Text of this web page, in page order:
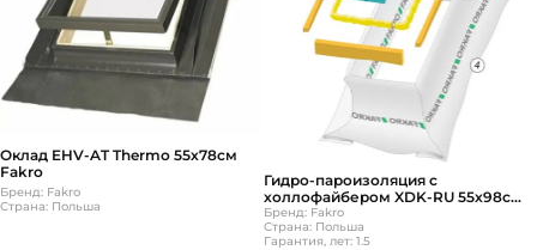
Оклад EHV-AT Thermo 55х78см
Fakro
Бренд: Fakro
Страна: Польша
Гидро-пароизоляция с
холлофайбером XDK-RU 55х98см
Fakro
Бренд: Fakro
Страна: Польша
Гарантия, лет: 1.5